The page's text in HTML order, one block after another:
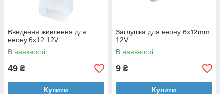
Введення живлення для
неону 6x12 12V
В наявності
49 ₴
Купити
Заглушка для неону 6x12mm
12V
В наявності
9 ₴
Купити